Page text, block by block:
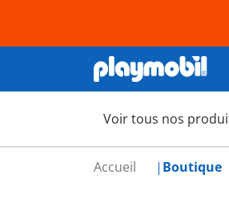
Voir tous nos
Accueil Boutique